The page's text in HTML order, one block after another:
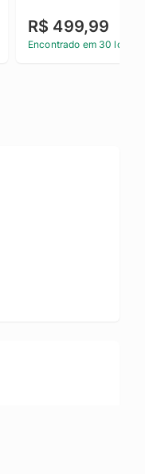
R$ 499,99
Encontrado em 30 lojas